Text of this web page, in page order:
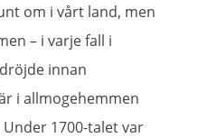
om i vårt land, men
– i varje fall i
innan
i allmogehemmen
1700-talet var